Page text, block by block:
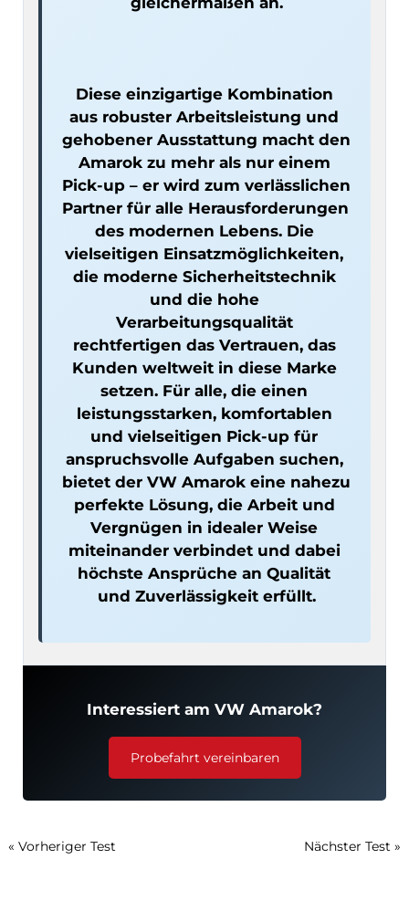
Diese einzigartige Kombination
aus robuster Arbeitsleistung und
gehobener Ausstattung macht den
Amarok zu mehr als nur einem
Pick-up – er wird zum verlässlichen
Partner für alle Herausforderungen
des modernen Lebens. Die
vielseitigen Einsatzmöglichkeiten,
die moderne Sicherheitstechnik
und die hohe
Verarbeitungsqualität
rechtfertigen das Vertrauen, das
Kunden weltweit in diese Marke
setzen. Für alle, die einen
leistungsstarken, komfortablen
und vielseitigen Pick-up für
anspruchsvolle Aufgaben suchen,
bietet der VW Amarok eine nahezu
perfekte Lösung, die Arbeit und
Vergnügen in idealer Weise
miteinander verbindet und dabei
höchste Ansprüche an Qualität
und Zuverlässigkeit erfüllt.
Interessiert am VW Amarok?
Probefahrt vereinbaren
« Vorheriger Test Nächster Test »